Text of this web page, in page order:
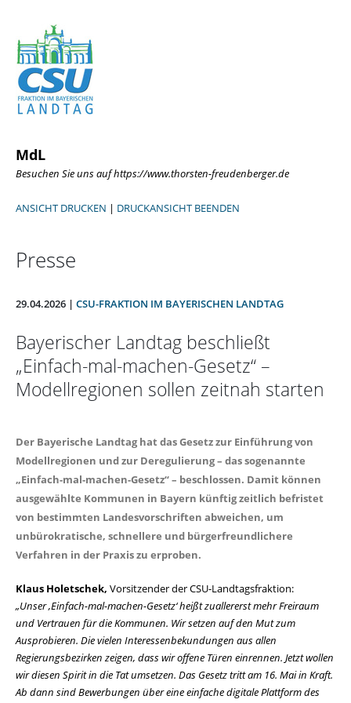
MdL
Besuchen Sie uns auf https://www.thorsten-freudenberger.de
ANSICHT DRUCKEN | DRUCKANSICHT BEENDEN
Presse
29.04.2026 | CSU-FRAKTION IM BAYERISCHEN LANDTAG
Bayerischer Landtag beschließt
Einfach-mal-machen-Gesetz“ –
Modellregionen sollen zeitnah starten
Der Bayerische Landtag hat das Gesetz zur Einführung von
Modellregionen und zur Deregulierung – das sogenannte
Einfach-mal-machen-Gesetz“ – beschlossen. Damit können
ausgewählte Kommunen in Bayern künftig zeitlich befristet
von bestimmten Landesvorschriften abweichen, um
unbürokratische, schnellere und bürgerfreundlichere
Verfahren in der Praxis zu erproben.
Klaus Holetschek, Vorsitzender der CSU-Landtagsfraktion:
Unser ‚Einfach-mal-machen-Gesetz‘ heißt zuallererst mehr Freiraum
und Vertrauen für die Kommunen. Wir setzen auf den Mut zum
Ausprobieren. Die vielen Interessenbekundungen aus allen
Regierungsbezirken zeigen, dass wir offene Türen einrennen. Jetzt wollen
wir diesen Spirit in die Tat umsetzen. Das Gesetz tritt am 16. Mai in Kraft.
Ab dann sind Bewerbungen über eine einfache digitale Plattform des